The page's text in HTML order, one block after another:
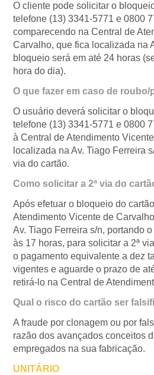
O cliente pode solicitar o
telefone (13) 3341-5771 e 0800
comparecendo na Central de
Carvalho, que fica localizada na
bloqueio será em até 24 horas
hora do dia).
O que fazer em caso de roubo/
O usuário deverá solicitar o
telefone (13) 3341-5771 e 0800
à Central de Atendimento
localizada na Av. Tiago Ferreira
via do cartão.
Como solicitar a 2ª via do
Após efetuar o bloqueio do
Atendimento Vicente de
Av. Tiago Ferreira s/n, portando
às 17 horas, para solicitar a 2ª
o pagamento equivalente a dez
vigentes e aguarde o prazo de
retirá-lo na Central de
Qual o risco do cartão ser
A fraude por clonagem ou por
razão dos avançados conceitos
empregados na sua fabricação.
UNITÁRIO